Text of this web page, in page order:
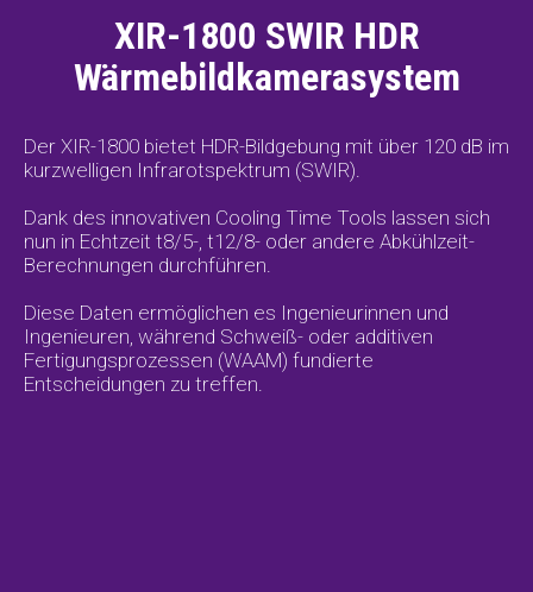
XIR-1800 SWIR HDR
Wärmebildkamerasystem
Der XIR-1800 bietet HDR-Bildgebung mit über 120 dB im
kurzwelligen Infrarotspektrum (SWIR).
Dank des innovativen Cooling Time Tools lassen sich
nun in Echtzeit t8/5-, t12/8- oder andere Abkühlzeit-
Berechnungen durchführen.
Diese Daten ermöglichen es Ingenieurinnen und
Ingenieuren, während Schweiß- oder additiven
Fertigungsprozessen (WAAM) fundierte
Entscheidungen zu treffen.